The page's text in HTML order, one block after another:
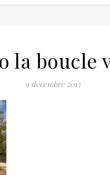
la boucle
9 décembre 2015